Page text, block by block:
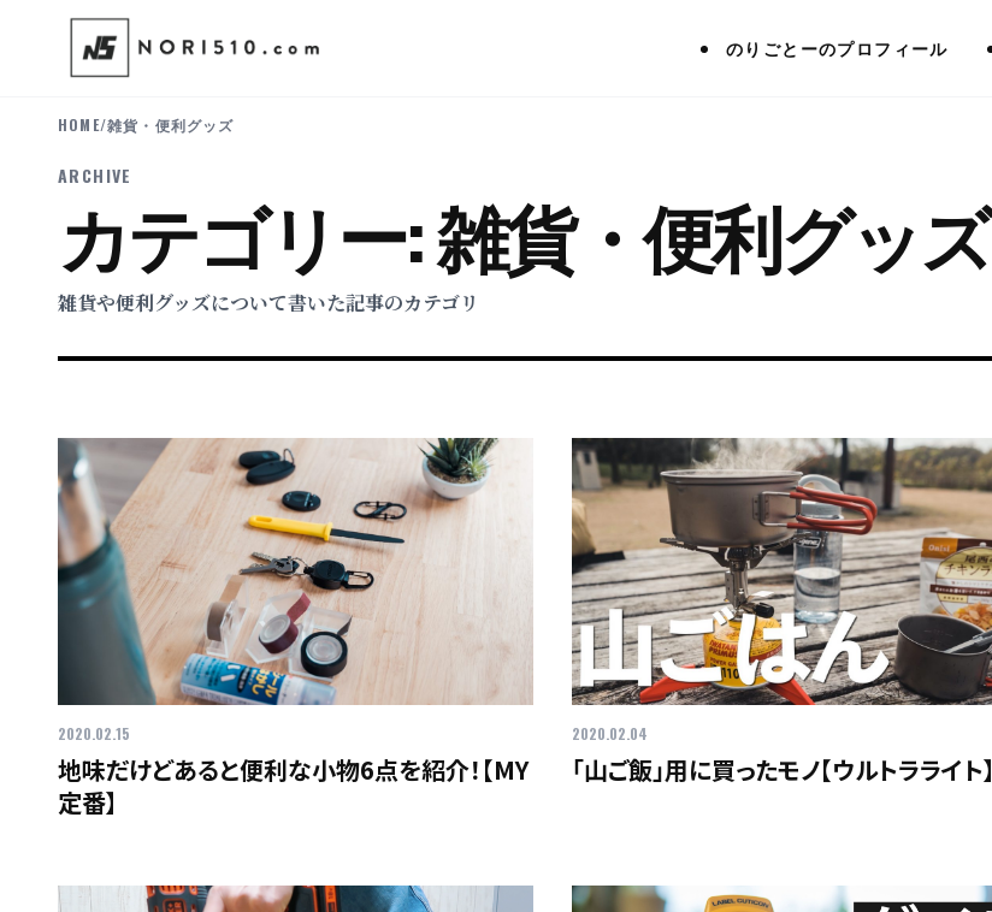
のりごとーのプロフィール
HOME/雑貨・便利グッズ
ARCHIVE
カテゴリー:雑貨・便利グッズ
雑貨や便利グッズについて書いた記事のカテゴリ
2020.02.15
地味だけどあると便利な小物6点を紹介！【MY
定番】
2020.02.04
「山ご飯」用に買ったモノ【ウルトラライト】